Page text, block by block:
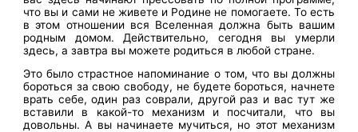
что вы и сами не живете и Родине не помогаете. То есть
в этом отношении вся Вселенная должна быть вашим
родным домом. Действительно, сегодня вы умерли
здесь, а завтра вы можете родиться в любой стране.
Это было страстное напоминание о том, что вы должны
бороться за свою свободу, не будете бороться, начнете
врать себе, один раз соврали, другой раз и вас тут же
вставили в какой-то механизм и посчитали, что вы
довольны. А вы начинаете мучиться, но этот механизм